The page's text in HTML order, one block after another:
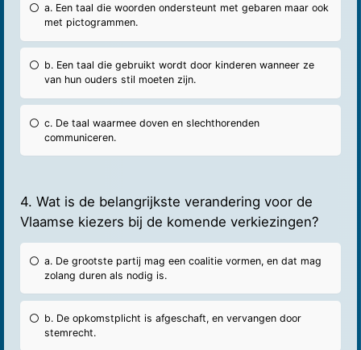
a. Een taal die woorden ondersteunt met gebaren maar ook
met pictogrammen.
b. Een taal die gebruikt wordt door kinderen wanneer ze
van hun ouders stil moeten zijn.
c. De taal waarmee doven en slechthorenden
communiceren.
4. Wat is de belangrijkste verandering voor de
Vlaamse kiezers bij de komende verkiezingen?
a. De grootste partij mag een coalitie vormen, en dat mag
zolang duren als nodig is.
b. De opkomstplicht is afgeschaft, en vervangen door
stemrecht.